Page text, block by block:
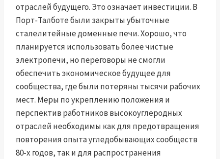
отраслей будущего. Это означает инвестиции. В
Порт-Талботе были закрыты убыточные
сталелитейные доменные печи. Хорошо, что
планируется использовать более чистые
электропечи, но переговоры не смогли
обеспечить экономическое будущее для
сообщества, где были потеряны тысячи рабочих
мест. Меры по укреплению положения и
перспектив работников высокоуглеродных
отраслей необходимы как для предотвращения
повторения опыта угледобывающих сообществ
80-х годов, так и для распространения